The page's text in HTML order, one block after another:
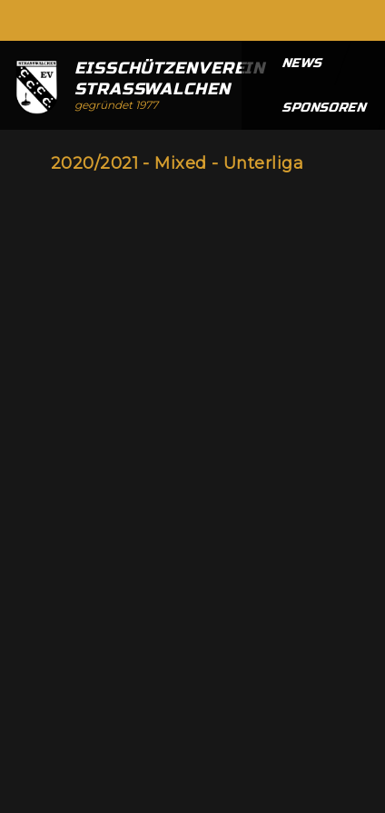
EISSCHÜTZENVEREIN
STRASSWALCHEN
gegründet 1977
NEWS
SPONSOREN
2020/2021 - Mixed - Unterliga